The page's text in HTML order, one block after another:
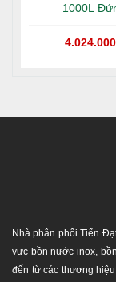
1000L
Nhà phân phối Tiến
vực bồn nước inox,
đến từ các thương